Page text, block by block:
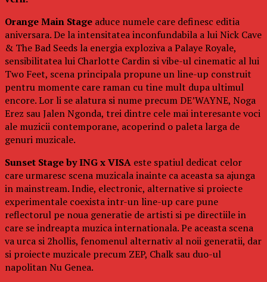
Orange Main Stage aduce numele care definesc editia
aniversara. De la intensitatea inconfundabila a lui Nick Cave
& The Bad Seeds la energia exploziva a Palaye Royale,
sensibilitatea lui Charlotte Cardin si vibe-ul cinematic al lui
Two Feet, scena principala propune un line-up construit
pentru momente care raman cu tine mult dupa ultimul
encore. Lor li se alatura si nume precum DE’WAYNE, Noga
Erez sau Jalen Ngonda, trei dintre cele mai interesante voci
ale muzicii contemporane, acoperind o paleta larga de
genuri muzicale.
Sunset Stage by ING x VISA este spatiul dedicat celor
care urmaresc scena muzicala inainte ca aceasta sa ajunga
in mainstream. Indie, electronic, alternative si proiecte
experimentale coexista intr-un line-up care pune
reflectorul pe noua generatie de artisti si pe directiile in
care se indreapta muzica internationala. Pe aceasta scena
va urca si 2hollis, fenomenul alternativ al noii generatii, dar
si proiecte muzicale precum ZEP, Chalk sau duo-ul
napolitan Nu Genea.